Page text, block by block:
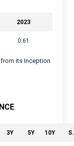
2023
0.61
from its Inception
3Y 5Y 10Y